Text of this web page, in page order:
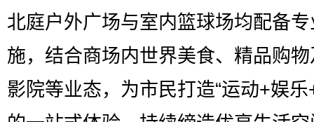
北庭户外广场与室内篮球场均配备
施，结合商场内世界美食、精品购
影院等业态，为市民打造“运动+娱乐